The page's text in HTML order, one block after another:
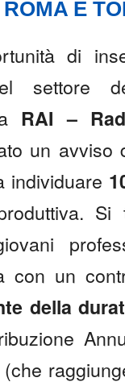
ROMA E
di
settore
RAI –
un avviso
individuare
con un
della